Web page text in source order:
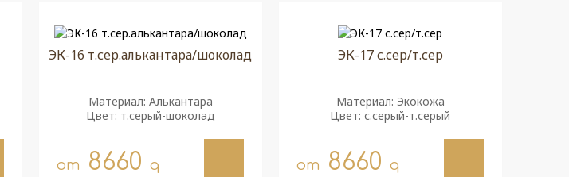
ЭК-16 т.сер.алькантара/шоколад
Материал: Алькантара
Цвет: т.серый-шоколад
от 8660 q
ЭК-17 с.сер/т.сер
Материал: Экокожа
Цвет: с.серый-т.серый
от 8660q